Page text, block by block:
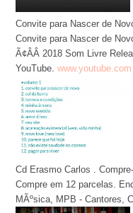
Convite para Nascer de
Convite para Nascer de
Ã¢ÂÂ 2018 Som Livre
YouTube. www.youtube.com
Cd Erasmo Carlos .
Compre em 12 parcelas.
MÃºsica, MPB - Cantores,